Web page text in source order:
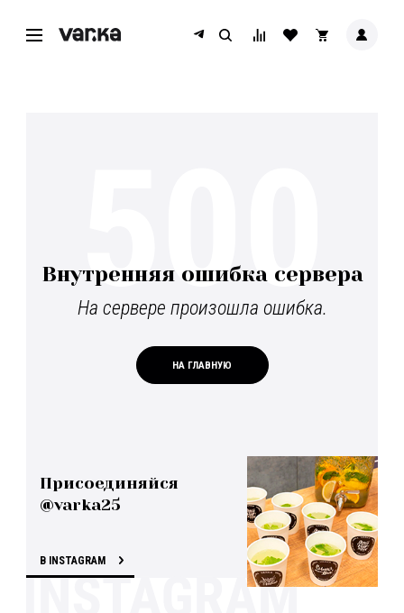
Внутренняя ошибка сервера
На сервере произошла ошибка.
НА ГЛАВНУЮ
500
Присоединяйся
@varka25
В INSTAGRAM